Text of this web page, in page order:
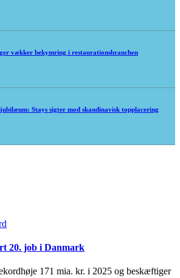
vækker bekymring i restaurationsbranchen
Stays sigter mod skandinavisk topplacering
20. job i Danmark
171 mia. kr. i 2025 og beskæftiger